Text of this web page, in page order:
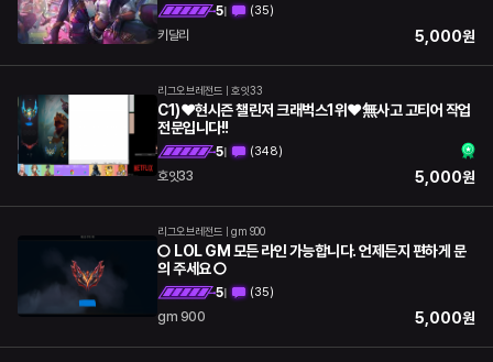
5| (35)
키달리 5,000원
리그오브레전드 | 호잇33
C1)❤️현시즌 챌린저 크래벅스1위❤️無사고 고티어 작업
전문입니다!!
5| (348)
호잇33 5,000원
리그오브레전드 | gm 900
○ LOL GM 모든 라인 가능합니다. 언제든지 편하게 문
의 주세요 ○
5| (35)
gm 900 5,000원